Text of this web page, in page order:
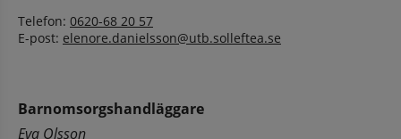
Telefon: 0620-68 20 57
E-post: elenore.danielsson@utb.solleftea.se
Barnomsorgshandläggare
Eva Olsson